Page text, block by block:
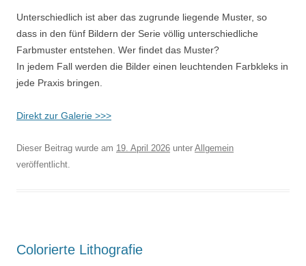
Unterschiedlich ist aber das zugrunde liegende Muster, so
dass in den fünf Bildern der Serie völlig unterschiedliche
Farbmuster entstehen. Wer findet das Muster?
In jedem Fall werden die Bilder einen leuchtenden Farbkleks in
jede Praxis bringen.
Direkt zur Galerie >>>
Dieser Beitrag wurde am 19. April 2026 unter Allgemein
veröffentlicht.
Colorierte Lithografie